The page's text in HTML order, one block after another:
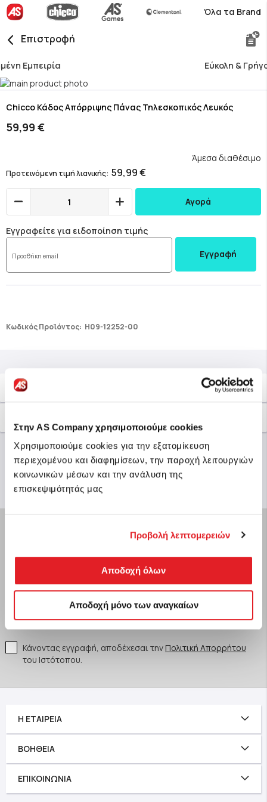
Στην AS Company χρησιμοποιούμε cookies
Χρησιμοποιούμε cookies για την εξατομίκευση
περιεχομένου και διαφημίσεων, την παροχή λειτουργιών
κοινωνικών μέσων και την ανάλυση της
επισκεψιμότητάς μας
Προβολή λεπτομερειών
Αποδοχή όλων
Αποδοχή μόνο των αναγκαίων
Όλα τα Brand
Επιστροφή
Εύκολη & Γρήγορη Αναζήτηση
Skip
the
of
to
beginning
gallery
Chicco Κάδος Απόρριψης Πάνας Τηλεσκοπικός Λευκός
59,99 €
Προτεινόμενη τιμή λιανικής 59,99 €
Άμεσα διαθέσιμο
Αγορά
Εγγραφείτε για ειδοποίηση τιμής
Εγγραφή
Κωδικός Προϊόντος: H09-12252-00
Περιγραφή
Κάνε εγγραφή στο Newsletter της AS
αποκλειστικές προσφορές!
Κάνοντας εγγραφή, αποδέχεσαι την Πολιτική Απορρήτου
του Ιστότοπου.
Η ΕΤΑΙΡΕΊΑ
ΒΟΉΘΕΙΑ
ΕΠΙΚΟΙΝΩΝΊΑ